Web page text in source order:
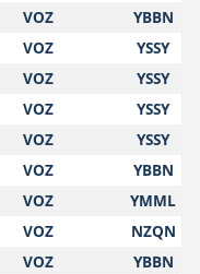
VOZ
YBBN
VOZ
YSSY
VOZ
YSSY
VOZ
YSSY
VOZ
YSSY
VOZ
YBBN
VOZ
YMML
VOZ
NZQN
VOZ
YBBN